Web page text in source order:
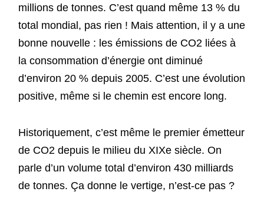
millions de tonnes. C’est quand même 13 % du
total mondial, pas rien ! Mais attention, il y a une
bonne nouvelle : les émissions de CO2 liées à
la consommation d’énergie ont diminué
d’environ 20 % depuis 2005. C’est une évolution
positive, même si le chemin est encore long.
Historiquement, c’est même le premier émetteur
de CO2 depuis le milieu du XIXe siècle. On
parle d’un volume total d’environ 430 milliards
de tonnes. Ça donne le vertige, n’est-ce pas ?